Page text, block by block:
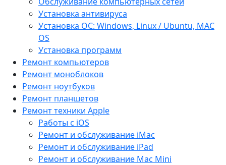
Установка антивируса
Установка ОС: Windows, Linux / Ubuntu, МАС
OS
Установка программ
Ремонт компьютеров
Ремонт моноблоков
Ремонт ноутбуков
Ремонт планшетов
Ремонт техники Apple
Работы с iOS
Ремонт и обслуживание iMac
Ремонт и обслуживание iPad
Ремонт и обслуживание Mac Mini